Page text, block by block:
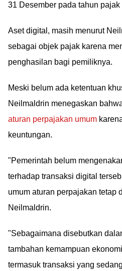
31 Desember pada tahun
Aset digital, masih menurut
sebagai objek pajak karena
penghasilan bagi pemiliknya.
Meski belum ada ketentuan
Neilmaldrin menegaskan
aturan perpajakan umum
keuntungan.
"Pemerintah belum
terhadap transaksi digital
umum aturan perpajakan tetap
Neilmaldrin.
"Sebagaimana disebutkan
tambahan kemampuan
termasuk transaksi yang